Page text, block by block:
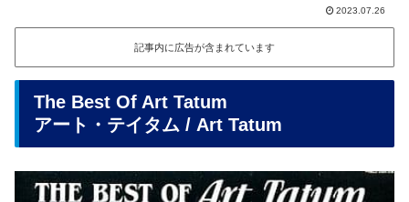
2023.07.26
記事内に広告が含まれています
The Best Of Art Tatum
アート・テイタム / Art Tatum